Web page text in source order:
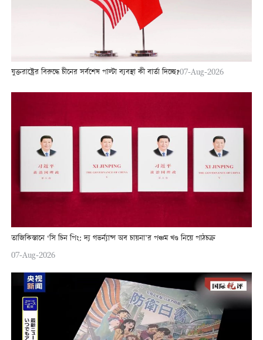
যুক্তরাষ্ট্রের বিরুদ্ধে চীনের সর্বশেষ পাল্টা ব্যবস্থা কী বার্তা দিচ্ছে?07-Aug-2026
তাজিকিস্তানে ‘সি চিন পিং: দ্য গভর্ন্যান্স অব চায়না’র পঞ্চম খণ্ড নিয়ে পাঠচক্র
07-Aug-2026